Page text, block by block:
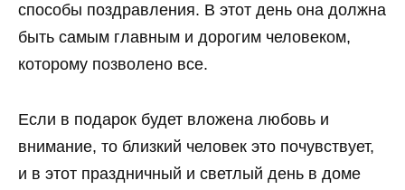
способы поздравления. В этот день она должна
быть самым главным и дорогим человеком,
которому позволено все.
Если в подарок будет вложена любовь и
внимание, то близкий человек это почувствует,
и в этот праздничный и светлый день в доме